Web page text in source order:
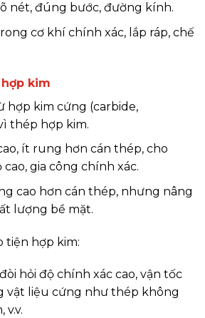
nét, đúng bước, đường kính.
cơ khí chính xác, lắp ráp, chế
kim
hợp kim cứng (carbide,
thép hợp kim.
ít rung hơn cán thép, cho
gia công chính xác.
cao hơn cán thép, nhưng nâng
lượng bề mặt.
tiện hợp kim:
hỏi độ chính xác cao, vận tốc
vật liệu cứng như thép không
v.v.